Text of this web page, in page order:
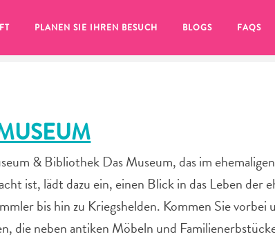
PLANEN SIE IHREN BESUCH BLOGS FAQS
& Bibliothek Das Museum, das im
ist, lädt dazu ein, einen Blick in das Leben der
bis hin zu Kriegshelden. Kommen Sie vorbei
die neben antiken Möbeln und